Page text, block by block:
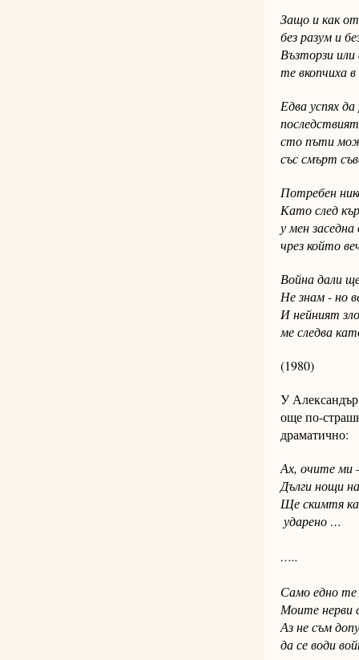
Защо и как
без разум и
Възторзи или
те вкопчиха
Едва успях да
сто пъти
със смърт
Потребен
Като след
у мен
чрез който
Война дали
Не знам - но
И нейният
ме следва
(1980)
У Александър
още по-
драматично:
Ах, очите ми
Дълги нощи
Ще
ударено …
…..
Само едно те
Моите нерви
Аз не съм
да се води